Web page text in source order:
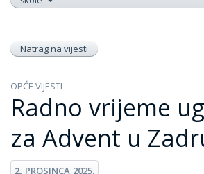
Natrag na vijesti
OPĆE VIJESTI
Radno vrijeme
za Advent u
2. PROSINCA 2025.